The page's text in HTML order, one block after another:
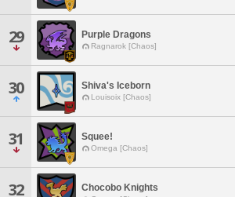
29 Purple Dragons
Ragnarok [Chaos]
30 Shiva's Iceborn
Louisoix [Chaos]
31 Squee!
Omega [Chaos]
32 Chocobo Knights